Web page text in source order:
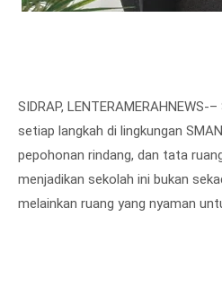
SIDRAP,
setiap langkah di lingkungan
pepohonan rindang, dan tata
menjadikan sekolah ini bukan
melainkan ruang yang nyaman